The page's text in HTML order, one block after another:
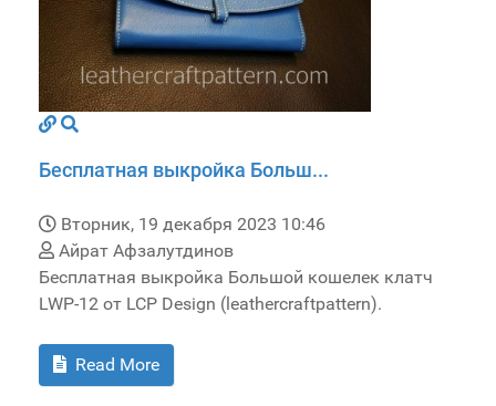
Бесплатная выкройка Больш...
Вторник, 19 декабря 2023 10:46
Айрат Афзалутдинов
Бесплатная выкройка Большой кошелек клатч
LWP-12 от LCP Design (leathercraftpattern).
Read More